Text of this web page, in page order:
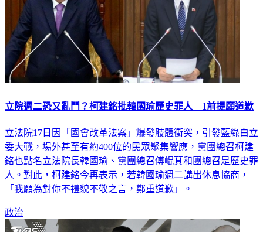
立法院17日因「國會改革法案」爆發肢體衝突，引發藍綠白立
委大戰，場外甚至有約400位的民眾聚集響應，黨團總召柯建
銘也點名立法院長韓國瑜、黨團總召傅崐萁和團總召是歷史罪
人。對此，柯建銘今再表示，若韓國瑜週二講出休息協商，
政治